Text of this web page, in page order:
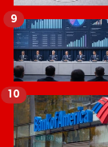
9
10